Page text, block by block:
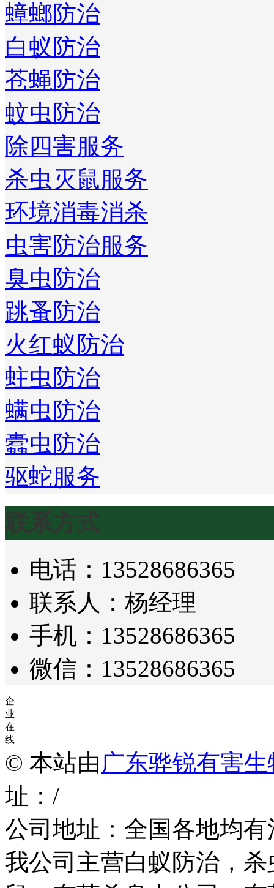
蟑螂防治
白蚁防治
苍蝇防治
蚊虫防治
除四害服务
杀虫灭鼠服务
环境消毒消杀
虫害防治服务
臭虫防治
跳蚤防治
火红蚁防治
蛀虫防治
螨虫防治
蠹虫防治
驱蛇服务
联系方式
电话：13528686365
联系人：杨经理
手机：13528686365
微信：13528686365
企
业
在
线
© 本站由 广东骅锐有害
址：/
公司地址：全国各地均
我公司主营白蚁防治，